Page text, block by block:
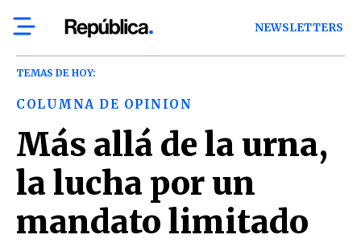
NEWSLETTERS
TEMAS DE HOY:
COLUMNA DE OPINION
Más allá de la urna,
la lucha por un
mandato limitado